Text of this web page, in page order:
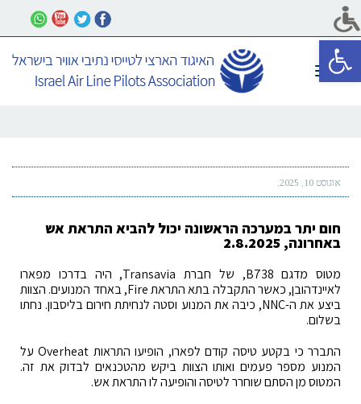
פתח סרגל נגישות
תפריט
אוגוסט 10, 2025
חום יתר במערכה הראשונה יכול להביא התראת אש
באחרונה, 2.8.2025
מטוס מדגם B738, של חברת Transavia, היה בדרכו מפארו
לאיינדהובן, כאשר התקבלה בתא התראת Fire, באחד המנועים. הצוות
ביצע את ה-NNC, כיבה את המנוע וסטה לנחיתת חירום בליסבון. נחתו
בשלום.
התברר כי בקטע טיסה קודם לפארו, הופיעו התראות Overheat על
המנוע מספר פעמים ואותו הצוות ביקש מהטכנאים לבדוק את זה.
המטוס מן הסתם שוחרר לטיסה והופיעה לו התראת אש.